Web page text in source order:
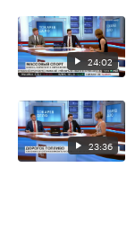
24:02
23:36